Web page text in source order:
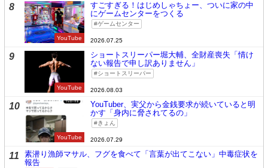
8
YouTube
すごすぎる！はじめしゃちょー、ついに家の中
にゲームセンターをつくる
ゲームセンター
2026.07.25
9
YouTube
ショートスリーパー堀大輔、全財産喪失「情け
ない報告で申し訳ありません」
ショートスリーパー
2026.08.03
10
YouTube
YouTuber、実父から金銭要求が続いていると明
かす「身内に脅されてるの」
きょん
2026.07.29
11
素潜り漁師マサル、フグを食べて「言葉が出てこない」中毒症状を
報告